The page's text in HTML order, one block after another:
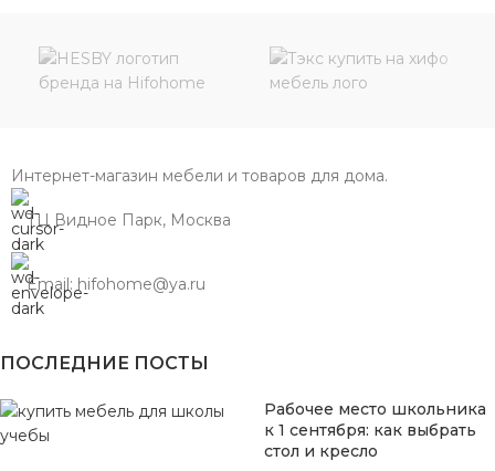
Интернет-магазин мебели и товаров для дома.
ТЦ Видное Парк, Москва
Email: hifohome@ya.ru
ПОСЛЕДНИЕ ПОСТЫ
Рабочее место школьника
к 1 сентября: как выбрать
стол и кресло